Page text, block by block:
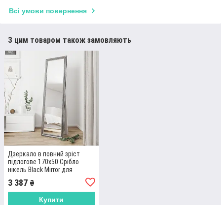
Всі умови повернення
З цим товаром також замовляють
Дзеркало в повний зріст
підлогове 170х50 Срібло
нікель Black Mirror для
3 387 ₴
Купити